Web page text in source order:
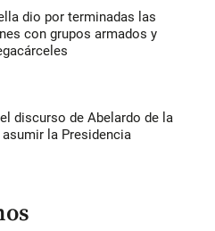
dio por terminadas las
con grupos armados y
discurso de Abelardo de la
la Presidencia